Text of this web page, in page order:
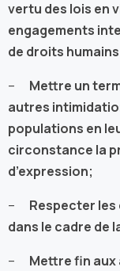
vertu des lois en
engagements
de droits humains
– Mettre un
autres
populations en
circonstance la
d’expression;
– Respecter les
dans le cadre de
– Mettre fin